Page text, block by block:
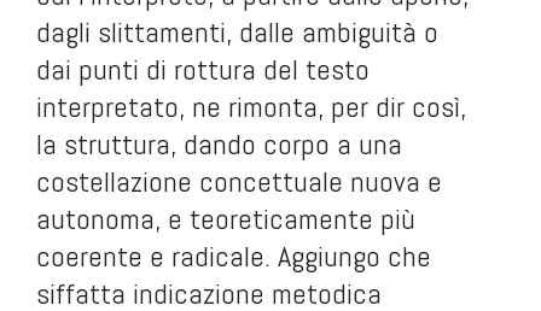
dagli slittamenti, dalle ambiguità o
dai punti di rottura del testo
interpretato, ne rimonta, per dir così,
la struttura, dando corpo a una
costellazione concettuale nuova e
autonoma, e teoreticamente più
coerente e radicale. Aggiungo che
siffatta indicazione metodica